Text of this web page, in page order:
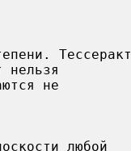
Тессеракт
нельзя
не
любой